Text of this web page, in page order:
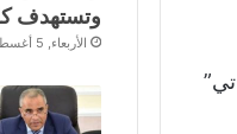
وأفاد الصحفي وليد العمري بأن مصادر إسرائيلية تؤكد أن طائرة سورية من طراز “آي إل-76 تي”
وتستهدف
الأربعاء, 5 أغسطس 2026 - 8:15 م